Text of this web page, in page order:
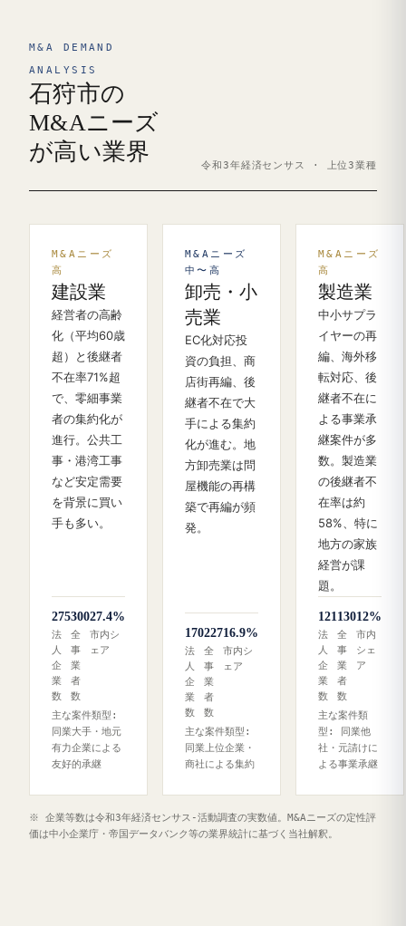
M&A DEMAND
ANALYSIS
石狩市の
M&Aニーズ
が高い業界
令和3年経済センサス · 上位3業種
M&Aニーズ
高
建設業
経営者の高齢
化（平均60歳
超）と後継者
不在率71%超
で、零細事業
者の集約化が
進行。公共工
事・港湾工事
など安定需要
を背景に買い
手も多い。
275
法
人
企
業
数
300
全
事
業
者
数
27.4%
市内シ
ェア
主な案件類型:
同業大手・地元
有力企業による
友好的承継
M&Aニーズ
中〜高
卸売・小
売業
EC化対応投
資の負担、商
店街再編、後
継者不在で大
手による集約
化が進む。地
方卸売業は問
屋機能の再構
築で再編が頻
発。
170
法
人
企
業
数
227
全
事
業
者
数
16.9%
市内シ
ェア
主な案件類型:
同業上位企業・
商社による集約
M&Aニーズ
高
製造業
中小サプラ
イヤーの再
編、海外移
転対応、後
継者不在に
よる事業承
継案件が多
数。製造業
の後継者不
在率は約
58%、特に
地方の家族
経営が課
題。
121
法
人
企
業
数
130
全
事
業
者
数
12%
市内
シェ
ア
主な案件類
型: 同業他
社・元請けに
よる事業承継
※ 企業等数は令和3年経済センサス‐活動調査の実数値。M&Aニーズの定性評
価は中小企業庁・帝国データバンク等の業界統計に基づく当社解釈。